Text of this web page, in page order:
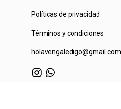
Políticas de privacidad
Términos y condiciones
holavengaledigo@gmail.com